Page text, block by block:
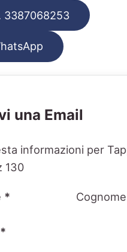
3387068253
una Email
informazioni per
130
* Cognome
*